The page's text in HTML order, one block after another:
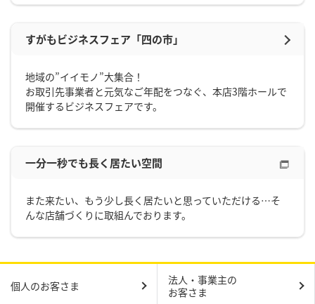
すがもビジネスフェア「四の市」
地域の”イイモノ”大集合！
お取引先事業者と元気なご年配をつなぐ、本店3階ホールで
開催するビジネスフェアです。
一分一秒でも長く居たい空間
また来たい、もう少し長く居たいと思っていただける…そ
んな店舗づくりに取組んでおります。
個人のお客さま
法人・事業主の
お客さま